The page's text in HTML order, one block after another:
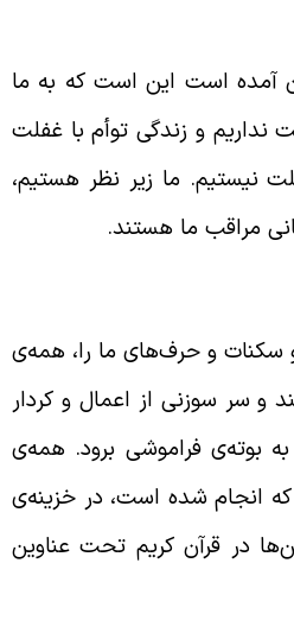
آمده است این است که به ما
و زندگی توأم با غفلت
نیستیم. ما زیر نظر هستیم،
مراقب ما هستند.
و حرف‌های ما را، همه‌ی
سر سوزنی از اعمال و کردار
بوته‌ی فراموشی برود. همه‌ی
انجام شده است، در خزینه‌ی
در قرآن کریم تحت عناوین